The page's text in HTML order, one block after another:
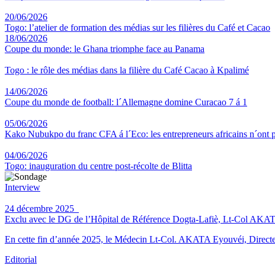
20/06/2026
Togo: l’atelier de formation des médias sur les filières du Café et Cacao
18/06/2026
Coupe du monde: le Ghana triomphe face au Panama
Togo : le rôle des médias dans la filière du Café Cacao à Kpalimé
14/06/2026
Coupe du monde de football: l´Allemagne domine Curacao 7 á 1
05/06/2026
Kako Nubukpo du franc CFA á l´Eco: les entrepreneurs africains n´ont
04/06/2026
Togo: inauguration du centre post-récolte de Blitta
Interview
24 décembre 2025
Exclu avec le DG de l’Hôpital de Référence Dogta-Lafiè, Lt-Col
En cette fin d’année 2025, le Médecin Lt-Col. AKATA Eyouvéi,
Editorial